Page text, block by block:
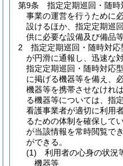
第9条
指定定期巡回・随時
事業の運営を行うために
設けるほか、指定定期巡
供に必要な設備及び備品
2
指定定期巡回・随時対
が円滑に通報し、迅速な
指定定期巡回・随時対応
に掲げる機器等を備え、
機器等を携帯させなけれ
る機器等については、指
看護事業者が適切に利用
るための体制を確保して
が当該情報を常時閲覧で
ができる。
(1)
利用者の心身の状況
機器等